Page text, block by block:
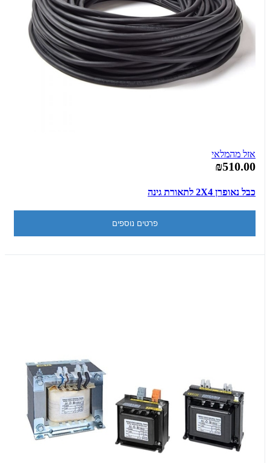
אזל מהמלאי
₪510.00
כבל נאופרן 2X4 לתאורת גינה
פרטים נוספים